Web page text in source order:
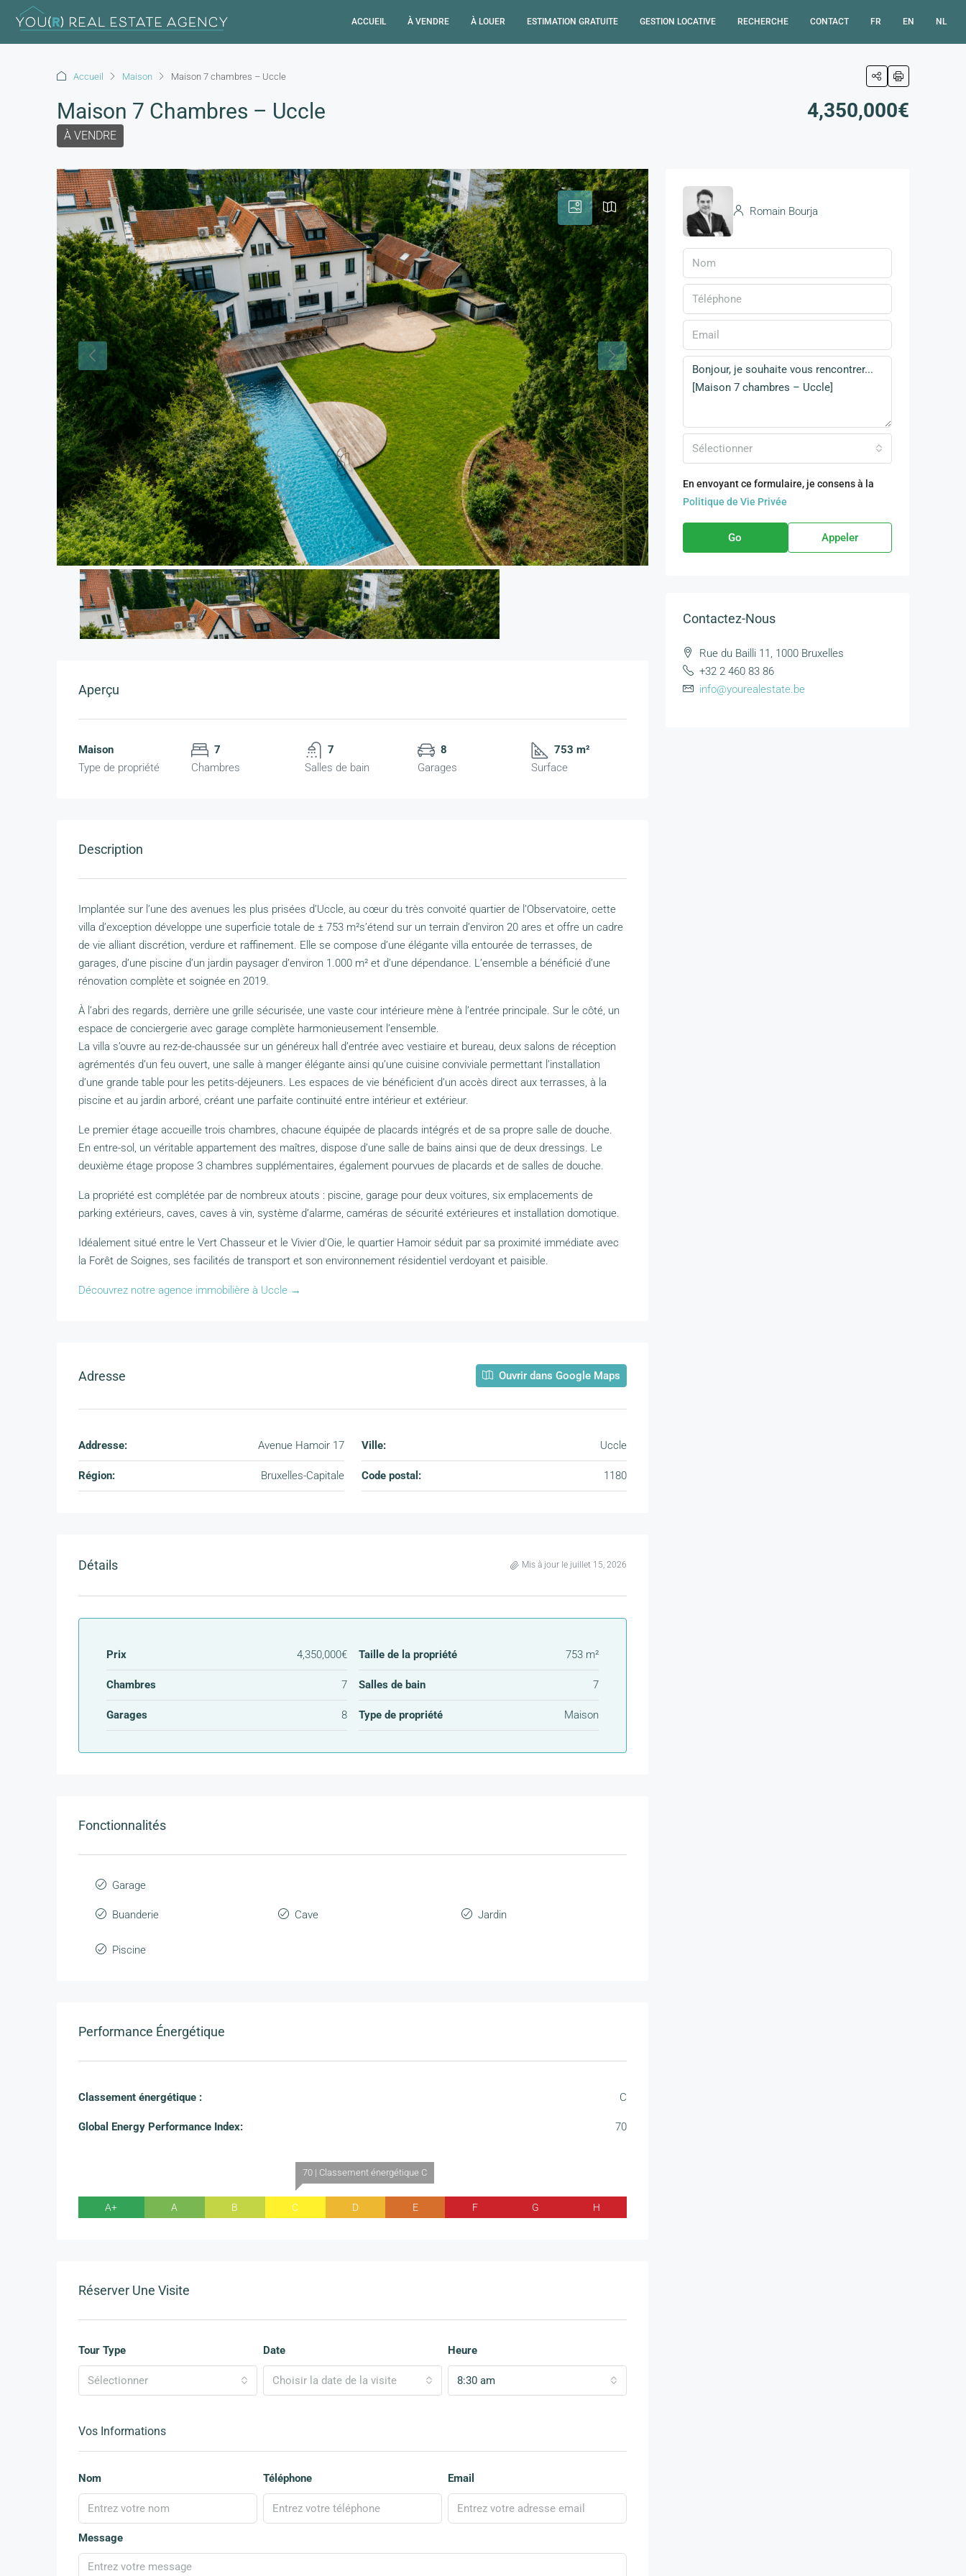
ACCUEIL À VENDRE À LOUER ESTIMATION GRATUITE GESTION LOCATIVE RECHERCHE CONTACT FR EN NL
Accueil Maison Maison 7 chambres – Uccle
Maison 7 Chambres – Uccle
À VENDRE
4,350,000€
Aperçu
Maison
Type de propriété
7
Chambres
7
Salles de bain
8
Garages
753 m²
Surface
Description
Implantée sur l’une des avenues les plus prisées d’Uccle, au cœur du très convoité quartier de l’Observatoire, cette
villa d’exception développe une superficie totale de ± 753 m²s’étend sur un terrain d’environ 20 ares et offre un cadre
de vie alliant discrétion, verdure et raffinement. Elle se compose d’une élégante villa entourée de terrasses, de
garages, d’une piscine d’un jardin paysager d’environ 1.000 m² et d’une dépendance. L’ensemble a bénéficié d’une
rénovation complète et soignée en 2019.
À l’abri des regards, derrière une grille sécurisée, une vaste cour intérieure mène à l’entrée principale. Sur le côté, un
espace de conciergerie avec garage complète harmonieusement l’ensemble.
La villa s’ouvre au rez-de-chaussée sur un généreux hall d’entrée avec vestiaire et bureau, deux salons de réception
agrémentés d’un feu ouvert, une salle à manger élégante ainsi qu’une cuisine conviviale permettant l’installation
d’une grande table pour les petits-déjeuners. Les espaces de vie bénéficient d’un accès direct aux terrasses, à la
piscine et au jardin arboré, créant une parfaite continuité entre intérieur et extérieur.
Le premier étage accueille trois chambres, chacune équipée de placards intégrés et de sa propre salle de douche.
En entre-sol, un véritable appartement des maîtres, dispose d’une salle de bains ainsi que de deux dressings. Le
deuxième étage propose 3 chambres supplémentaires, également pourvues de placards et de salles de douche.
La propriété est complétée par de nombreux atouts : piscine, garage pour deux voitures, six emplacements de
parking extérieurs, caves, caves à vin, système d’alarme, caméras de sécurité extérieures et installation domotique.
Idéalement situé entre le Vert Chasseur et le Vivier d’Oie, le quartier Hamoir séduit par sa proximité immédiate avec
la Forêt de Soignes, ses facilités de transport et son environnement résidentiel verdoyant et paisible.
Découvrez notre agence immobilière à Uccle →
Adresse Ouvrir dans Google Maps
Addresse: Avenue Hamoir 17 Ville: Uccle
Région: Bruxelles-Capitale Code postal: 1180
Détails Mis à jour le juillet 15, 2026
Prix 4,350,000€ Taille de la propriété 753 m²
Chambres 7 Salles de bain 7
Garages 8 Type de propriété Maison
Fonctionnalités
Garage
Buanderie Cave Jardin
Piscine
Performance Énergétique
Classement énergétique : C
Global Energy Performance Index: 70
A+ A B
70 | Classement énergétique C
C D E F G H
Réserver Une Visite
Tour Type
Sélectionner
Date
Choisir la date de la visite
Heure
8:30 am
Vos Informations
Nom Téléphone Email
Message
Romain Bourja
Sélectionner
En envoyant ce formulaire, je consens à la
Politique de Vie Privée
Go Appeler
Contactez-Nous
Rue du Bailli 11, 1000 Bruxelles
+32 2 460 83 86
info@yourealestate.be